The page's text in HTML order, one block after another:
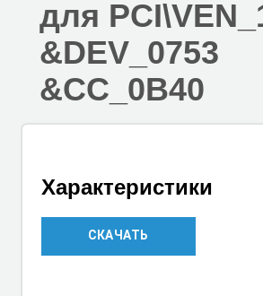
для
&DEV_0753
&CC_0B40
Характеристики
СКАЧАТЬ